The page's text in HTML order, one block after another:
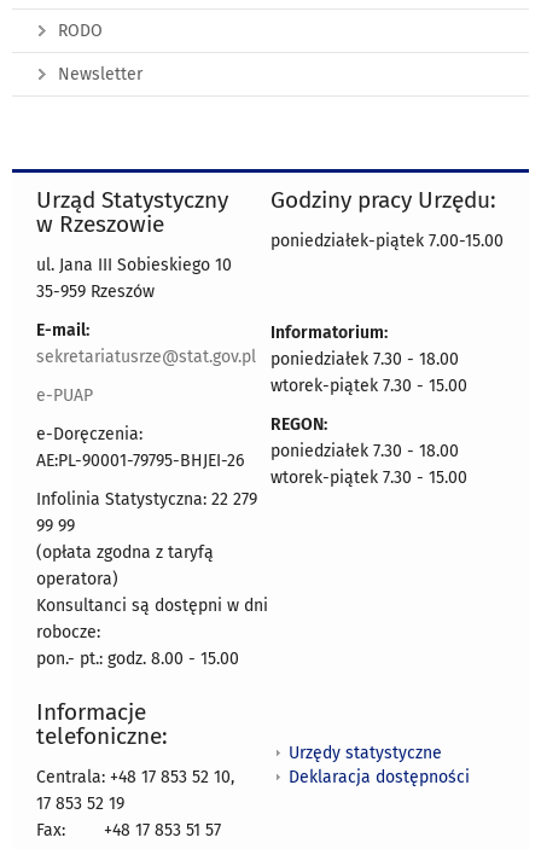
RODO
Newsletter
Urząd Statystyczny
w Rzeszowie
ul. Jana III Sobieskiego 10
35-959 Rzeszów
E-mail:
sekretariatusrze@stat.gov.pl
e-PUAP
e-Doręczenia:
AE:PL-90001-79795-BHJEI-26
Infolinia Statystyczna: 22 279
99 99
(opłata zgodna z taryfą
operatora)
Konsultanci są dostępni w dni
robocze:
pon.- pt.: godz. 8.00 - 15.00
Godziny pracy Urzędu:
poniedziałek-piątek 7.00-15.00
Informatorium:
poniedziałek 7.30 - 18.00
wtorek-piątek 7.30 - 15.00
REGON:
poniedziałek 7.30 - 18.00
wtorek-piątek 7.30 - 15.00
Informacje
telefoniczne:
Centrala: +48 17 853 52 10,
17 853 52 19
Fax:
+48 17 853 51 57
Urzędy statystyczne
Deklaracja dostępności